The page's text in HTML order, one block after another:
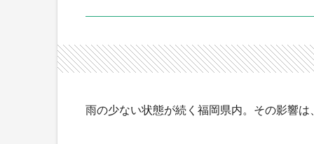
雨の少ない状態が続く福岡県内。その影響